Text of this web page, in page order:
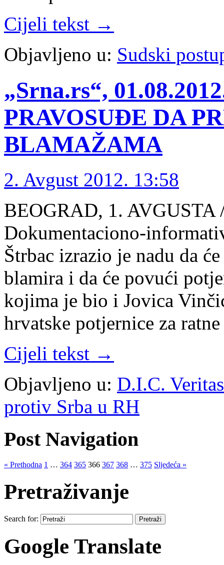
Cijeli tekst →
Objavljeno u: Sudski
„Srna.rs“,
PRAVOSUĐE DA
BLAMAŽAMA
2. Avgust 2012. 13:58
BEOGRAD, 1.
Dokumentaciono-
Štrbac izrazio je nadu da
blamira i da će povući
kojima je bio i Jovica
hrvatske potjernice za
Cijeli tekst →
Objavljeno u: D.I.C.
protiv Srba u RH
Post Navigation
« Prethodna 1 … 364 365 366 367 368 … 375 Sljedeća »
Pretraživanje
Search for:
Google Translate